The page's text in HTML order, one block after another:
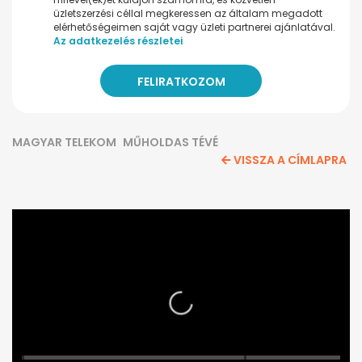
üzletszerzési céllal megkeressen az általam megadott
elérhetőségeimen saját vagy üzleti partnerei ajánlatával.
Az adatkezelés részletei
MAGYAR TELEKOM MŰHOLDAS TÉVÉ
VISSZA A CÍMLAPRA